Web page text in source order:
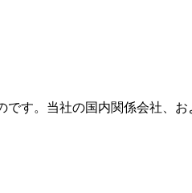
す。当社の国内関係会社、